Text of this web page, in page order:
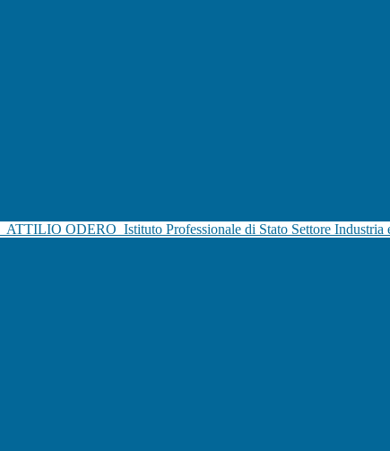
ATTILIO ODERO Istituto Professionale di Stato Settore Industria